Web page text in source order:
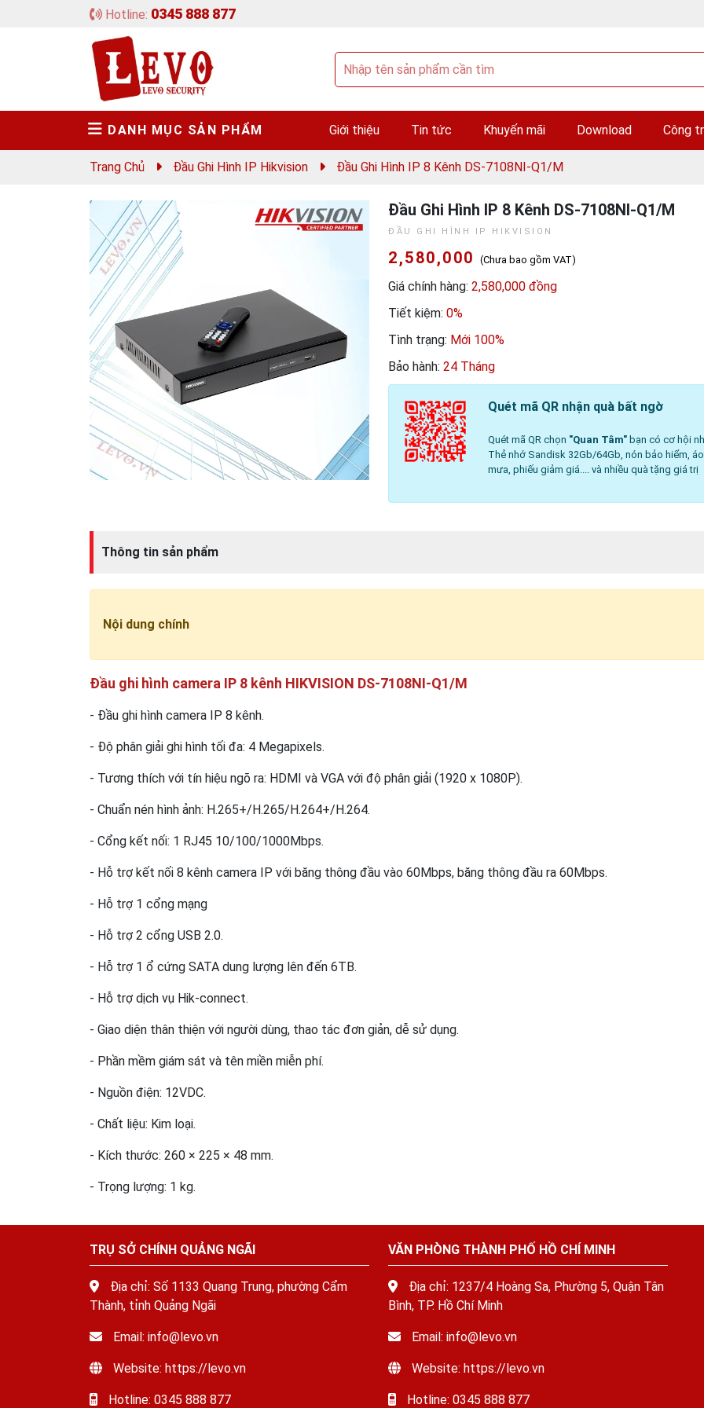
Hotline: 0345 888 877
DANH MỤC SẢN PHẨM Giới thiệu Tin tức Khuyến mãi Download Công
Trang Chủ Đầu Ghi Hình IP Hikvision Đầu Ghi Hình IP 8 Kênh DS-7108NI-Q1/M
Đầu Ghi Hình IP 8 Kênh DS-7108NI-Q1/M
ĐẦU GHI HÌNH IP HIKVISION
2,580,000 (Chưa bao gồm VAT)
Giá chính hàng: 2,580,000 đồng
Tiết kiệm: 0%
Tình trạng: Mới 100%
Bảo hành: 24 Tháng
Quét mã QR nhận quà bất ngờ
Quét mã QR chọn "Quan Tâm" bạn có cơ hội
Thẻ nhớ Sandisk 32Gb/64Gb, nón bảo hiểm, áo
mưa, phiếu giảm giá.... và nhiều quà tặng giá trị
Thông tin sản phẩm
Nội dung chính
Đầu ghi hình camera IP 8 kênh HIKVISION DS-7108NI-Q1/M
- Đầu ghi hình camera IP 8 kênh.
- Độ phân giải ghi hình tối đa: 4 Megapixels.
- Tương thích với tín hiệu ngõ ra: HDMI và VGA với độ phân giải (1920 x 1080P).
- Chuẩn nén hình ảnh: H.265+/H.265/H.264+/H.264.
- Cổng kết nối: 1 RJ45 10/100/1000Mbps.
- Hỗ trợ kết nối 8 kênh camera IP với băng thông đầu vào 60Mbps, băng thông đầu ra 60Mbps.
- Hỗ trợ 1 cổng mạng
- Hỗ trợ 2 cổng USB 2.0.
- Hỗ trợ 1 ổ cứng SATA dung lượng lên đến 6TB.
- Hỗ trợ dịch vụ Hik-connect.
- Giao diện thân thiện với người dùng, thao tác đơn giản, dễ sử dụng.
- Phần mềm giám sát và tên miền miễn phí.
- Nguồn điện: 12VDC.
- Chất liệu: Kim loại.
- Kích thước: 260 × 225 × 48 mm.
- Trọng lượng: 1 kg.
TRỤ SỞ CHÍNH QUẢNG NGÃI
Địa chỉ: Số 1133 Quang Trung, phường Cẩm
Thành, tỉnh Quảng Ngãi
Email: info@levo.vn
Website: https://levo.vn
Hotline: 0345 888 877
VĂN PHÒNG THÀNH PHỐ HỒ CHÍ MINH
Địa chỉ: 1237/4 Hoàng Sa, Phường 5, Quận Tân
Bình, TP. Hồ Chí Minh
Email: info@levo.vn
Website: https://levo.vn
Hotline: 0345 888 877